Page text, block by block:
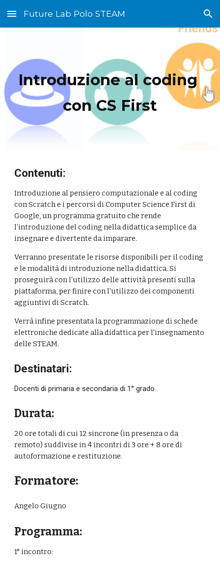
Skip to main content Skip to navigation
Future Lab Polo STEAM
Introduzione al coding
con CS First
Contenuti:
Introduzione al pensiero computazionale e al coding
con Scratch e i percorsi di Computer Science First di
Google, un programma gratuito che rende
l’introduzione del coding nella didattica semplice da
insegnare e divertente da imparare.
Verranno presentate le risorse disponibili per il coding
e le modalità di introduzione nella didattica. Si
proseguirà con l'utilizzo delle attività presenti sulla
piattaforma, per finire con l'utilizzo dei componenti
aggiuntivi di Scratch.
Verrà infine presentata la programmazione di schede
elettroniche dedicate alla didattica per l'insegnamento
delle STEAM.
Destinatari:
Docenti di primaria e secondaria di 1° grado.
Durata:
20 ore totali di cui 12 sincrone (in presenza o da
remoto) suddivise in 4 incontri di 3 ore + 8 ore di
autoformazione e restituzione.
Formatore:
Angelo Giugno
Programma:
1° incontro: